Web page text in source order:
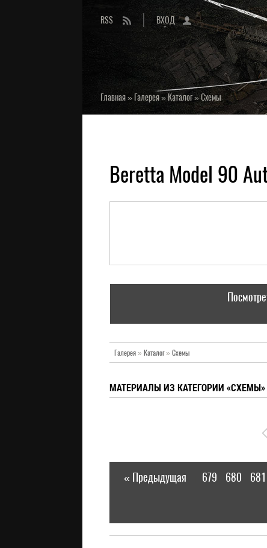
RSS ВХОД
Главная» Галерея»Каталог»Схемы
Beretta Model 90
Галерея» Каталог» Схемы
МАТЕРИАЛЫ ИЗ КАТЕГОРИИ «СХЕМЫ»
« Предыдущая 679 680 681